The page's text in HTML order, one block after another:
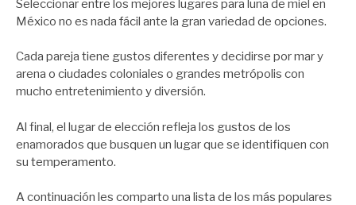
Seleccionar entre los mejores lugares para luna de miel en
México no es nada fácil ante la gran variedad de opciones.
Cada pareja tiene gustos diferentes y decidirse por mar y
arena o ciudades coloniales o grandes metrópolis con
mucho entretenimiento y diversión.
Al final, el lugar de elección refleja los gustos de los
enamorados que busquen un lugar que se identifiquen con
su temperamento.
A continuación les comparto una lista de los más populares